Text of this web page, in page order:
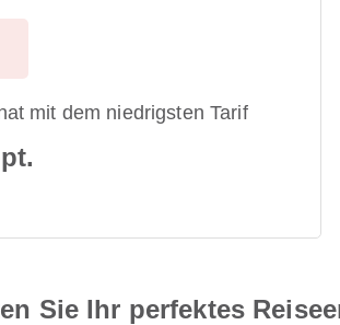
mit dem niedrigsten Tarif
Sie Ihr perfektes